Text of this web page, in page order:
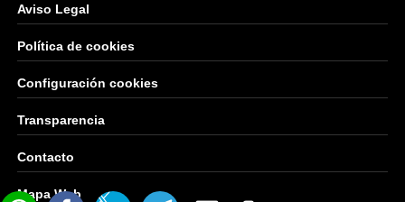
Aviso Legal
Política de cookies
Configuración cookies
Transparencia
Contacto
Mapa Web